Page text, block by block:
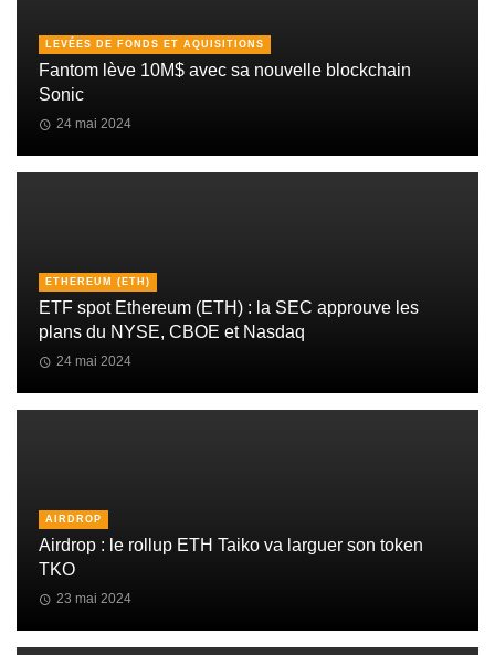
LEVÉES DE FONDS ET AQUISITIONS
Fantom lève 10M$ avec sa nouvelle blockchain
Sonic
24 mai 2024
ETHEREUM (ETH)
ETF spot Ethereum (ETH) : la SEC approuve les
plans du NYSE, CBOE et Nasdaq
24 mai 2024
AIRDROP
Airdrop : le rollup ETH Taiko va larguer son token
TKO
23 mai 2024